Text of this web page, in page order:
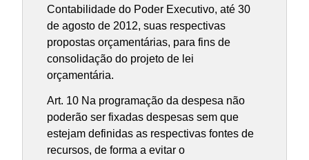
Contabilidade do Poder Executivo, até 30
de agosto de 2012, suas respectivas
propostas orçamentárias, para fins de
consolidação do projeto de lei
orçamentária.
Art. 10 Na programação da despesa não
poderão ser fixadas despesas sem que
estejam definidas as respectivas fontes de
recursos, de forma a evitar o